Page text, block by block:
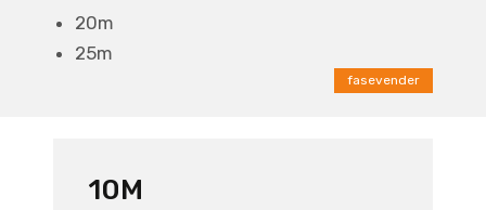
20m
25m
fasevender
10M